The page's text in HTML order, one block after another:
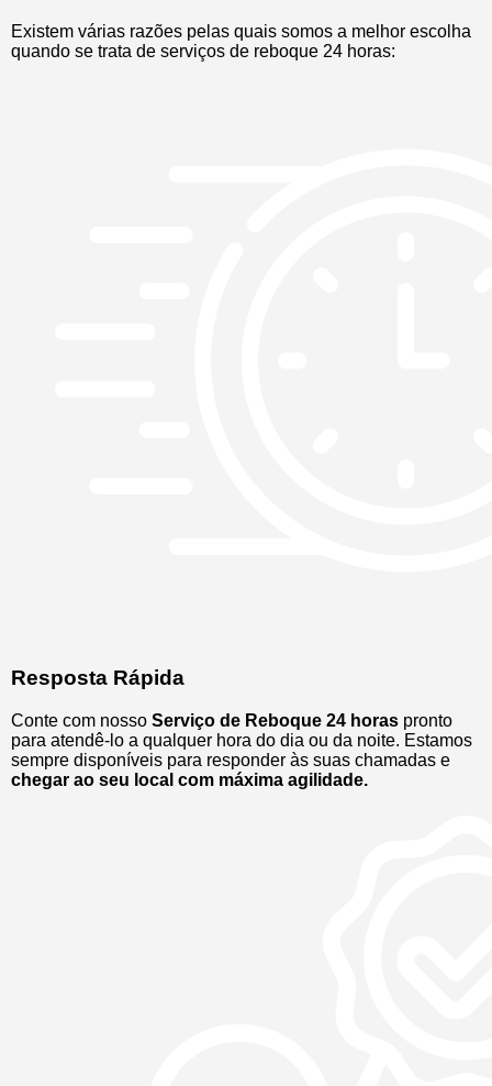
Existem várias razões pelas quais somos a melhor escolha
quando se trata de serviços de reboque 24 horas:
Resposta Rápida
Conte com nosso Serviço de Reboque 24 horas pronto
para atendê-lo a qualquer hora do dia ou da noite. Estamos
sempre disponíveis para responder às suas chamadas e
chegar ao seu local com máxima agilidade.